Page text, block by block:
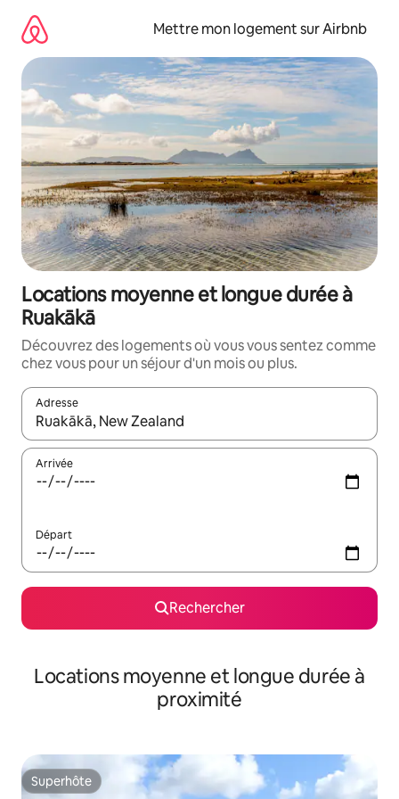
directement
contenu
Mettre mon logement sur Airbnb
Locations moyenne et longue durée à
Ruakākā
Découvrez des logements où vous vous sentez comme
chez vous pour un séjour d'un mois ou plus.
Adresse
Lorsque les résultats s'affichent, utilisez les flèches vers le
Arrivée
Départ
Rechercher
Locations moyenne et longue durée à
proximité
Superhôte
Superhôte